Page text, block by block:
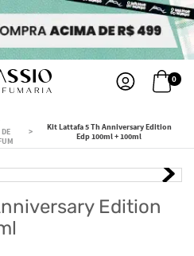
0
Kit Lattafa 5 Th Anniversary Edition
Edp 100ml + 100ml
Edition